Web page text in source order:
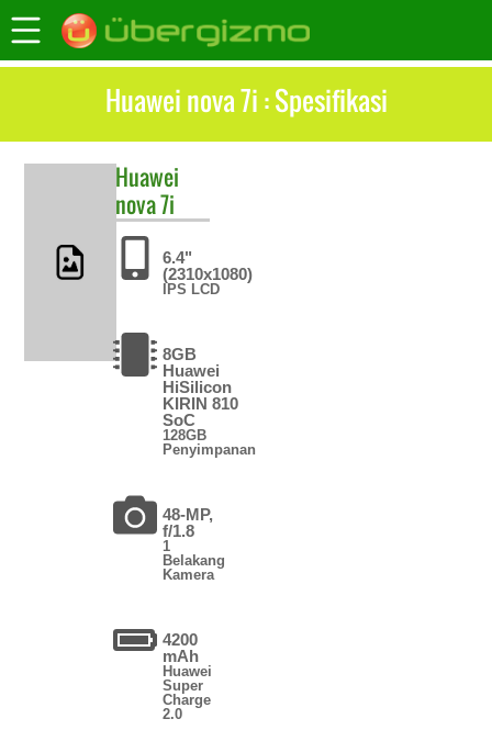
Huawei nova 7i : Spesifikasi
Huawei
nova 7i
6.4"
(2310x1080)
IPS LCD
8GB
Huawei
HiSilicon
KIRIN 810
SoC
128GB
Penyimpanan
48-MP,
f/1.8
1
Belakang
Kamera
4200
mAh
Huawei
Super
Charge
2.0